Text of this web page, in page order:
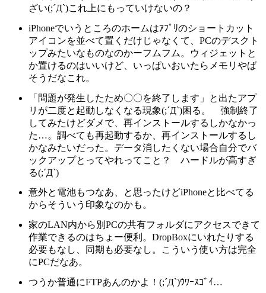
ざい(;´Д`)これ上にもっていけないの？
iPhoneでいうところのホームはｱﾌﾟﾘのショートカット
アイコンを並べて置くだけじゃなくて、PCのデスクト
ップみたいなものなのかーフムフム。ウィジェットと
か置けるのはいいけど、いっぱいおいたらメモリやば
そうだなこれ。
「問題が発生したため〇〇を終了します」と出たアプ
リが二度と起動しなくなる現象(;´Д`)困る。 強制終了
してみたけどダメで、再インストールするしかなかっ
た…。調べても再起動するか、再インストールするし
かなみたいだった。データ消したくない場合自分でバ
ックアップとってやれってこと？ ハードルが高すぎ
る(;´Д`)
意外と電池もつなあ、と思ったけどiPhoneと比べてる
からそういう印象なのかも。
家のLAN内から別PCの共有フォルダにアクセスできて
作業できるのはちょー便利。DropBoxにいれたりする
必要もなし、同期も必要なし。こういう使い方は完全
にPCだなあ。
つうか普通にFTPあんのかよ！(;´Д`)ｳﾜｰｽｺﾞｲ…